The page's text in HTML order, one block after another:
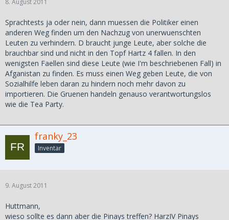
8. August 2011
Sprachtests ja oder nein, dann muessen die Politiker einen
anderen Weg finden um den Nachzug von unerwuenschten
Leuten zu verhindern. D braucht junge Leute, aber solche die
brauchbar sind und nicht in den Topf Hartz 4 fallen. In den
wenigsten Faellen sind diese Leute (wie I'm beschriebenen Fall) in
Afganistan zu finden. Es muss einen Weg geben Leute, die von
Sozialhilfe leben daran zu hindern noch mehr davon zu
importieren. Die Gruenen handeln genauso verantwortungslos
wie die Tea Party.
franky_23
Inventar
9. August 2011
Huttmann,
wieso sollte es dann aber die Pinays treffen? HarzIV Pinays